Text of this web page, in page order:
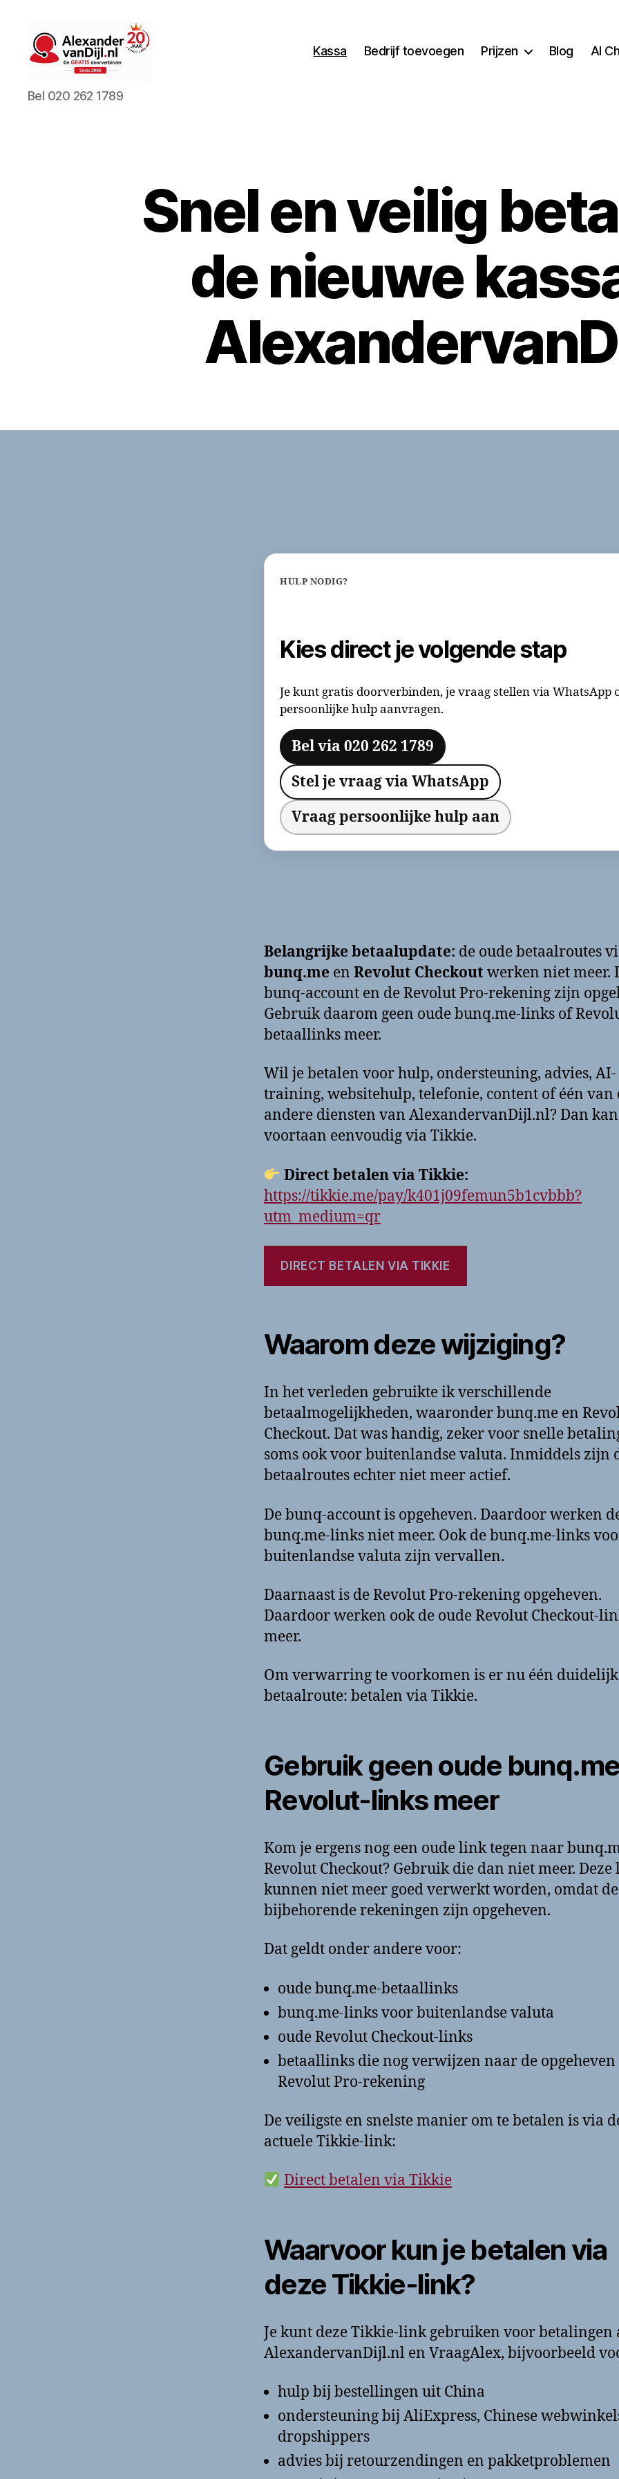
AlexandervanDijl.nl
Bel 020 262 1789
Kassa Bedrijf toevoegen Prijzen Blog AI
Snel en veilig
de nieuwe
HULP NODIG?
Kies direct je volgende stap
Je kunt gratis doorverbinden, je vraag stellen via WhatsApp
persoonlijke hulp aanvragen.
Bel via 020 262 1789
Stel je vraag via WhatsApp
Vraag persoonlijke hulp aan
Belangrijke betaalupdate: de oude betaalroutes
bunq.me en Revolut Checkout werken niet meer.
bunq-account en de Revolut Pro-rekening zijn
Gebruik daarom geen oude bunq.me-links of
betaallinks meer.
Wil je betalen voor hulp, ondersteuning, advies, AI-
training, websitehulp, telefonie, content of één van
andere diensten van AlexandervanDijl.nl? Dan
voortaan eenvoudig via Tikkie.
Direct betalen via Tikkie:
https://tikkie.me/pay/k401j09femun5b1cvbbb?
utm_medium=qr
DIRECT BETALEN VIA TIKKIE
Waarom deze wijziging?
In het verleden gebruikte ik verschillende
betaalmogelijkheden, waaronder bunq.me en
Checkout. Dat was handig, zeker voor snelle
soms ook voor buitenlandse valuta. Inmiddels zijn
betaalroutes echter niet meer actief.
De bunq-account is opgeheven. Daardoor werken
bunq.me-links niet meer. Ook de bunq.me-links
buitenlandse valuta zijn vervallen.
Daarnaast is de Revolut Pro-rekening opgeheven.
Daardoor werken ook de oude Revolut Checkout-
meer.
Om verwarring te voorkomen is er nu één
betaalroute: betalen via Tikkie.
Gebruik geen oude
Revolut-links meer
Kom je ergens nog een oude link tegen naar
Revolut Checkout? Gebruik die dan niet meer. Deze
kunnen niet meer goed verwerkt worden, omdat de
bijbehorende rekeningen zijn opgeheven.
Dat geldt onder andere voor:
oude bunq.me-betaallinks
bunq.me-links voor buitenlandse valuta
oude Revolut Checkout-links
betaallinks die nog verwijzen naar de opgeheven
Revolut Pro-rekening
De veiligste en snelste manier om te betalen is via
actuele Tikkie-link:
Direct betalen via Tikkie
Waarvoor kun je betalen via
deze Tikkie-link?
Je kunt deze Tikkie-link gebruiken voor betalingen
AlexandervanDijl.nl en VraagAlex, bijvoorbeeld
hulp bij bestellingen uit China
ondersteuning bij AliExpress, Chinese
dropshippers
advies bij retourzendingen en pakketproblemen